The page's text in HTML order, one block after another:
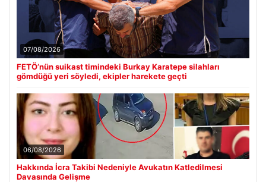
07/08/2026
FETÖ’nün suikast timindeki Burkay Karatepe silahları
gömdüğü yeri söyledi, ekipler harekete geçti
06/08/2026
Hakkında İcra Takibi Nedeniyle Avukatın Katledilmesi
Davasında Gelişme